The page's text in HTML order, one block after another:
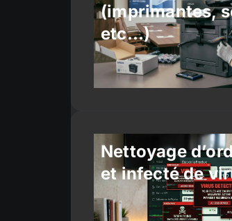
(imprimantes,
etc…)
Nettoyage
et infecté de